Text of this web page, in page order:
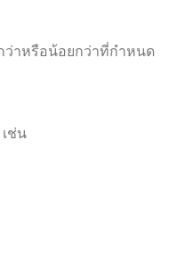
ว่าหรือน้อยกว่าที่กำหนด
ช่น